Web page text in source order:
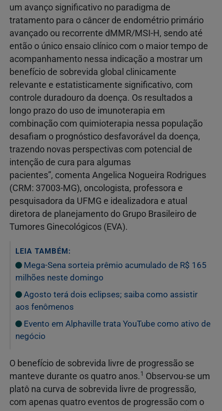
um avanço significativo no paradigma de
tratamento para o câncer de endométrio primário
avançado ou recorrente dMMR/MSI-H, sendo até
então o único ensaio clínico com o maior tempo de
acompanhamento nessa indicação a mostrar um
benefício de sobrevida global clinicamente
relevante e estatisticamente significativo, com
controle duradouro da doença. Os resultados a
longo prazo do uso de imunoterapia em
combinação com quimioterapia nessa população
desafiam o prognóstico desfavorável da doença,
trazendo novas perspectivas com potencial de
intenção de cura para algumas
pacientes”, comenta Angelica Nogueira Rodrigues
(CRM: 37003-MG), oncologista, professora e
pesquisadora da UFMG e idealizadora e atual
diretora de planejamento do Grupo Brasileiro de
Tumores Ginecológicos (EVA).
LEIA TAMBÉM:
Mega-Sena sorteia prêmio acumulado de R$ 165
milhões neste domingo
Agosto terá dois eclipses; saiba como assistir
aos fenômenos
Evento em Alphaville trata YouTube como ativo de
negócio
O benefício de sobrevida livre de progressão se
manteve durante os quatro anos. 1 Observou‑se um
platô na curva de sobrevida livre de progressão,
com apenas quatro eventos de progressão com o